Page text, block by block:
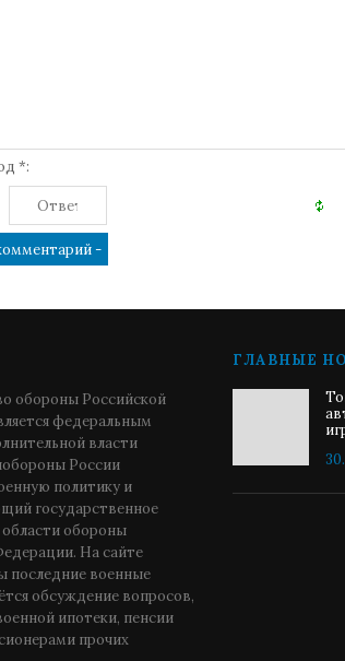
*:
обороны Российской
федеральным
власти
России
политику и
государственное
области обороны
На сайте
последние военные
обсуждение вопросов,
ипотеки, пенсии
прочих
ГЛАВНЫЕ